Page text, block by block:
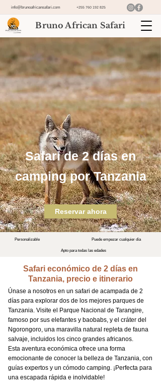
info@brunoafricansafari.com +255 760 192 825
Bruno African Safari
Safari de 2 días en
camping por Tanzania
Reservar ahora
Personalizable Puede empezar cualquier día
Apto para todas las edades
Safari económico de 2 días en
Tanzania, precio e itinerario
Únase a nosotros en un safari de acampada de 2
días para explorar dos de los mejores parques de
Tanzania. Visite el Parque Nacional de Tarangire,
famoso por sus elefantes y baobabs, y el cráter del
Ngorongoro, una maravilla natural repleta de fauna
salvaje, incluidos los cinco grandes africanos.
Esta aventura económica ofrece una forma
emocionante de conocer la belleza de Tanzania, con
guías expertos y un cómodo camping. ¡Perfecta para
una escapada rápida e inolvidable!